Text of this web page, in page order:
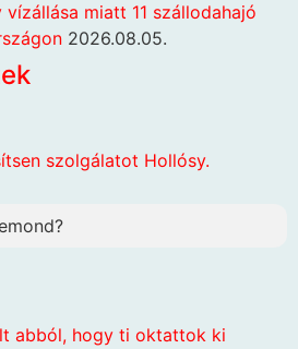
vízállása miatt 11 szállodahajó
2026.08.05.
szolgálatot Hollósy.
abból, hogy ti oktattok ki